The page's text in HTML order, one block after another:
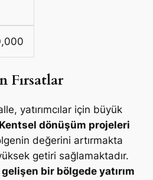
Fırsatlar
yatırımcılar için büyük
Kentsel dönüşüm projeleri
değerini artırmakta
getiri sağlamaktadır.
gelişen bir bölgede yatırım